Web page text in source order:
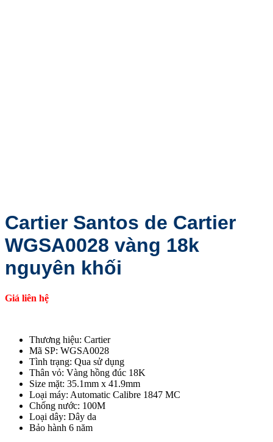
Cartier Santos de Cartier
WGSA0028 vàng 18k
nguyên khối
Giá liên hệ
Thương hiệu: Cartier
Mã SP: WGSA0028
Tình trạng: Qua sử dụng
Thân vỏ: Vàng hồng đúc 18K
Size mặt: 35.1mm x 41.9mm
Loại máy: Automatic Calibre 1847 MC
Chống nước: 100M
Loại dây: Dây da
Bảo hành 6 năm